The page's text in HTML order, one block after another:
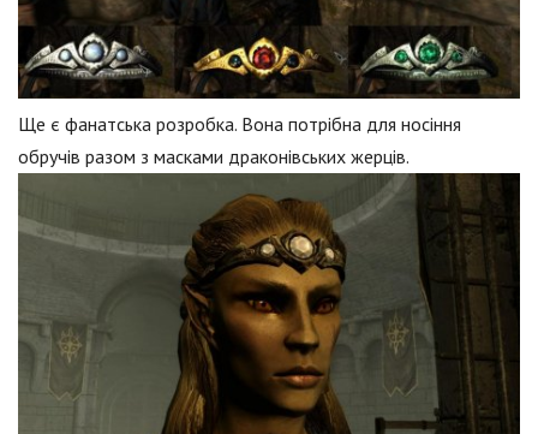
Ще є фанатська розробка. Вона потрібна для носіння
обручів разом з масками драконівських жерців.